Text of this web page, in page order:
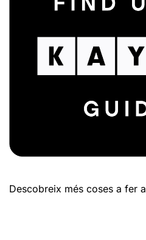
Descobreix més coses a fer a